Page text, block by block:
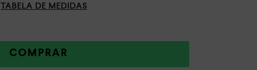
TABELA DE MEDIDAS
COMPRAR